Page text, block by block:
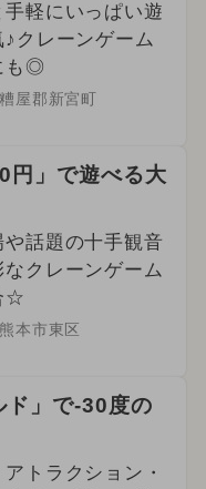
軽にいっぱい遊
クレーンゲーム
も◎
屋郡新宮町
」で遊べる大
話題の十手観音
なクレーンゲーム
☆
本市東区
ド」で-30度の
トラクション・